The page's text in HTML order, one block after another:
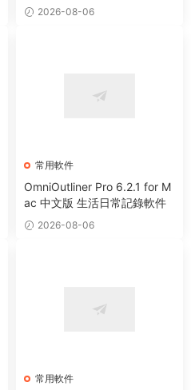
2026-08-06
常用軟件
OmniOutliner Pro 6.2.1 for M
ac 中文版 生活日常記錄軟件
2026-08-06
常用軟件